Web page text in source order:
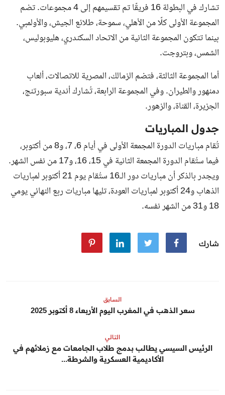
تشارك في البطولة 16 فريقًا تم تقسيمهم إلى 4 مجموعات. تضم
المجموعة الأولى كلًا من الأهلي، سموحة، طلائع الجيش، والأولمبي.
بينما تتكون المجموعة الثانية من الاتحاد السكندري، هليوبوليس،
الشمس، وبتروجت.
أما المجموعة الثالثة، فتضم الزمالك، المصرية للاتصالات، ألعاب
دمنهور والطيران. وفي المجموعة الرابعة، تُشارك أندية سبورتنج،
الجزيرة، القناة، والزهور.
جدول المباريات
تُقام مباريات الدورة المجمعة الأولى في أيام 6، 7، و8 من أكتوبر،
فيما ستُقام الدورة المجمعة الثانية في 15، 16، و17 من نفس الشهر.
ويجدر بالذكر أن مباريات دور الـ16 ستُقام يوم 21 أكتوبر لمباريات
الذهاب و24 أكتوبر لمباريات العودة، تليها مباريات ربع النهائي يومي
18 و31 من الشهر نفسه.
شارك
السابق
سعر الذهب في المغرب اليوم الأربعاء 8 أكتوبر 2025
التالي
الرئيس السيسي يطالب بدمج طلاب الجامعات مع زملائهم في
الأكاديمية العسكرية والشرطة...